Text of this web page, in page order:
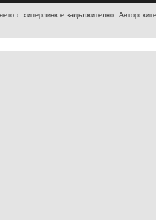
с хиперлинк е задължително.